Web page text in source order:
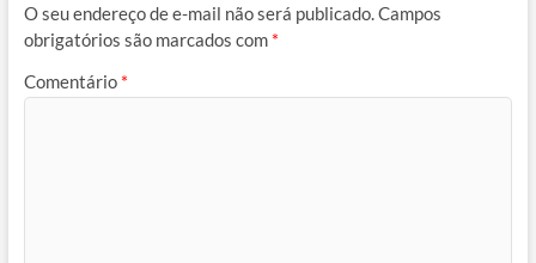
O seu endereço de e-mail não será publicado.Campos
obrigatórios são marcados com *
Comentário *